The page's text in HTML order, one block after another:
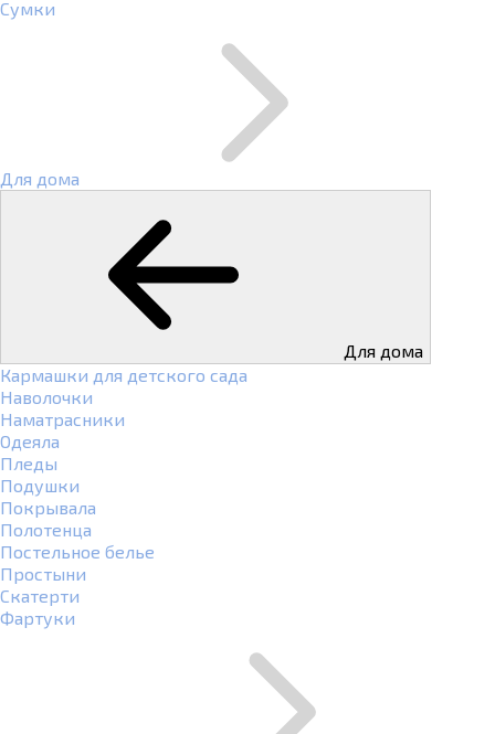
Сумки
Для дома
Для дома
Кармашки для детского сада
Наволочки
Наматрасники
Одеяла
Пледы
Подушки
Покрывала
Полотенца
Постельное белье
Простыни
Скатерти
Фартуки